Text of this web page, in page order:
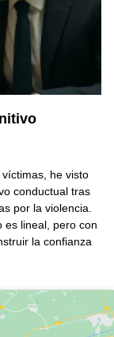
he visto
conductual tras
por la violencia.
es lineal, pero con
la confianza